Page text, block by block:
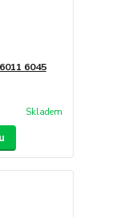
6045
Skladem